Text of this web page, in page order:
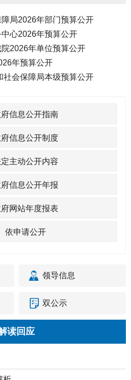
局2026年部门预算公开
心2026年预算公开
2026年单位预算公开
年预算公开
社会保障局本级预算公开
信息公开指南
信息公开制度
主动公开内容
信息公开年报
网站年度报表
依申请公开
领导信息
双公示
读回应